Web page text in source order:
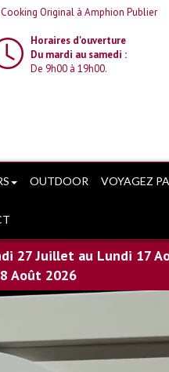
Original à Amphion Publier
Horaires d'ouverture
Du mardi au samedi :
De 9h00 à 19h00.
OUTDOOR VOYAGEZ
27 Juillet au Lundi 17
Août 2026